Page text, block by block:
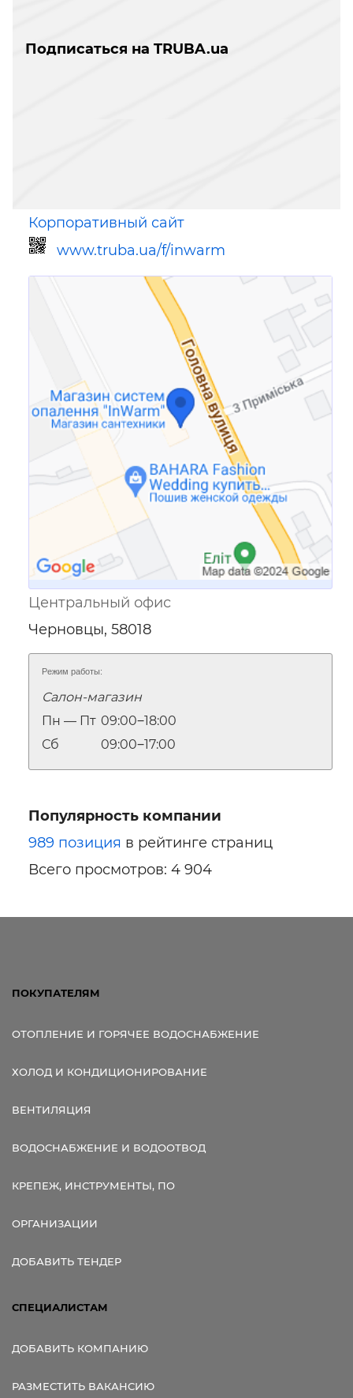
Подписаться на TRUBA.ua
Корпоративный сайт
www.truba.ua/f/inwarm
Ссылка для мобильных устройств
Центральный офис
Черновцы, 58018
Режим работы:
Салон-магазин
Пн — Пт 09:00‒18:00
Сб
09:00‒17:00
Популярность компании
989 позиция в рейтинге страниц
Всего просмотров: 4 904
ПОКУПАТЕЛЯМ
ОТОПЛЕНИЕ И ГОРЯЧЕЕ ВОДОСНАБЖЕНИЕ
ХОЛОД И КОНДИЦИОНИРОВАНИЕ
ВЕНТИЛЯЦИЯ
ВОДОСНАБЖЕНИЕ И ВОДООТВОД
КРЕПЕЖ, ИНСТРУМЕНТЫ, ПО
ОРГАНИЗАЦИИ
ДОБАВИТЬ ТЕНДЕР
СПЕЦИАЛИСТАМ
ДОБАВИТЬ КОМПАНИЮ
РАЗМЕСТИТЬ ВАКАНСИЮ